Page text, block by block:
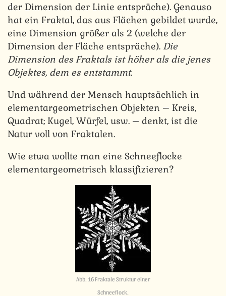
der Dimension der Linie entspräche). Genauso
hat ein Fraktal, das aus Flächen gebildet wurde,
eine Dimension größer als 2 (welche der
Dimension der Fläche entspräche). Die
Dimension des Fraktals ist höher als die jenes
Objektes, dem es entstammt.
Und während der Mensch hauptsächlich in
elementargeometrischen Objekten – Kreis,
Quadrat; Kugel, Würfel, usw. – denkt, ist die
Natur voll von Fraktalen.
Wie etwa wollte man eine Schneeflocke
elementargeometrisch klassifizieren?
Abb. 16 Fraktale Struktur einer
Schneeflock.